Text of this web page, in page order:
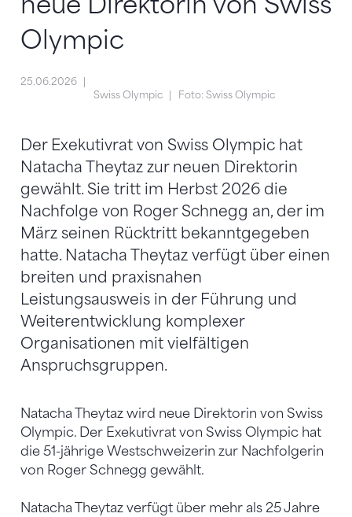
Olympic
25.06.2026
Swiss Olympic
Foto: Swiss Olympic
Der Exekutivrat von Swiss Olympic hat
Natacha Theytaz zur neuen Direktorin
gewählt. Sie tritt im Herbst 2026 die
Nachfolge von Roger Schnegg an, der im
März seinen Rücktritt bekanntgegeben
hatte. Natacha Theytaz verfügt über einen
breiten und praxisnahen
Leistungsausweis in der Führung und
Weiterentwicklung komplexer
Organisationen mit vielfältigen
Anspruchsgruppen.
Natacha Theytaz wird neue Direktorin von Swiss
Olympic. Der Exekutivrat von Swiss Olympic hat
die 51-jährige Westschweizerin zur Nachfolgerin
von Roger Schnegg gewählt.
Natacha Theytaz verfügt über mehr als 25 Jahre